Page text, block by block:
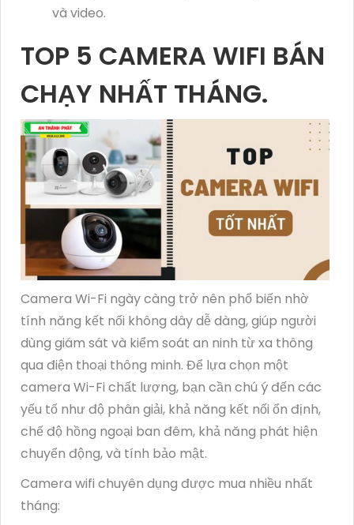
và video.
TOP 5 CAMERA WIFI BÁN
CHẠY NHẤT THÁNG.
Camera Wi-Fi ngày càng trở nên phổ biến nhờ
tính năng kết nối không dây dễ dàng, giúp người
dùng giám sát và kiểm soát an ninh từ xa thông
qua điện thoại thông minh. Để lựa chọn một
camera Wi-Fi chất lượng, bạn cần chú ý đến các
yếu tố như độ phân giải, khả năng kết nối ổn định,
chế độ hồng ngoại ban đêm, khả năng phát hiện
chuyển động, và tính bảo mật.
Camera wifi chuyên dụng được mua nhiều nhất
tháng: